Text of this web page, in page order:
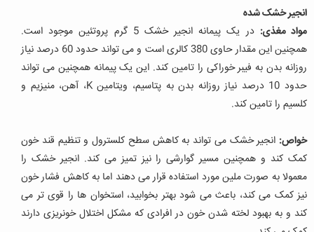
انجیر خشک شده
مواد مغذی:
در یک پیمانه انجیر خشک 5 گرم پروتئین موجود است.
همچنین این مقدار حاوی 380 کالری است و می تواند حدود 60 درصد نیاز
روزانه بدن به فیبر خوراکی را تامین کند. این یک پیمانه همچنین می تواند
حدود 10 درصد نیاز روزانه بدن به پتاسیم، ویتامین K، آهن، منیزیم و
کلسیم را تامین کند.
خواص: انجیر خشک می تواند به کاهش سطح کلسترول و تنظیم قند خون
کمک کند و همچنین مسیر گوارشی را نیز تمیز می کند. انجیر خشک را
معمولا به صورت ملین مورد استفاده قرار می دهند اما به کاهش فشار خون
نیز کمک می کند، باعث می شود بهتر بخوابید، استخوان ها را قوی تر می
کند و به بهبود لخته شدن خون در افرادی که مشکل اختلال خونریزی دارند